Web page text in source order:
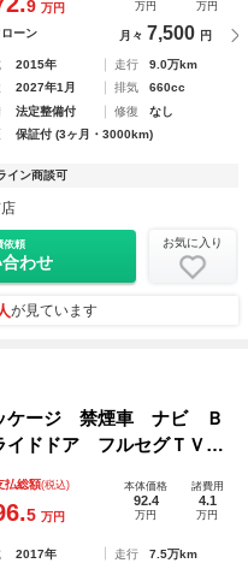
9 万円 万円 万円
ーン 月々 7,500 円
2015年 走行
9.0万km
2027年1月 排気
660cc
法定整備付 修復
なし
保証付 (3ヶ月・3000km)
イン商談可
依頼
わせ
お気に入り
が見ています
ケージ 禁煙車 ナビ Ｂ
イドドア フルセグＴＶ
コン プッシュスタート
トライト 純正アルミホ
払総額(税込)
5 万円
本体価格
92.4
万円
諸費用
4.1
万円
2017年 走行
7.5万km